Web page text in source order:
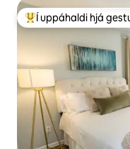
Í mestu uppáhaldi hjá
Í uppáhaldi hjá